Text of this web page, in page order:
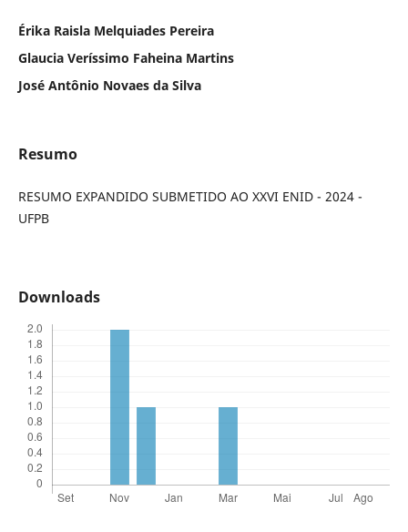
Érika Raisla Melquiades Pereira
Glaucia Veríssimo Faheina Martins
José Antônio Novaes da Silva
Resumo
RESUMO EXPANDIDO SUBMETIDO AO XXVI ENID - 2024 -
UFPB
Downloads